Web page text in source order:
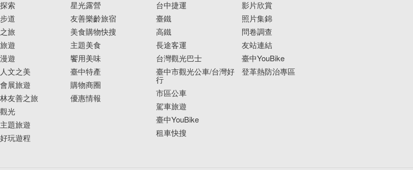
索
道
旅
遊
遊
文之美
展旅遊
友善之旅
光
題旅遊
玩遊程
星光露營
友善樂齡旅宿
美食購物快搜
主題美食
饗用美味
臺中特產
購物商圈
優惠情報
台中捷運
臺鐵
高鐵
長途客運
台灣觀光巴士
臺中市觀光公車/台灣好
行
市區公車
駕車旅遊
臺中YouBike
租車快搜
影片欣賞
照片集錦
問卷調查
友站連結
臺中YouBike
登革熱防治專區